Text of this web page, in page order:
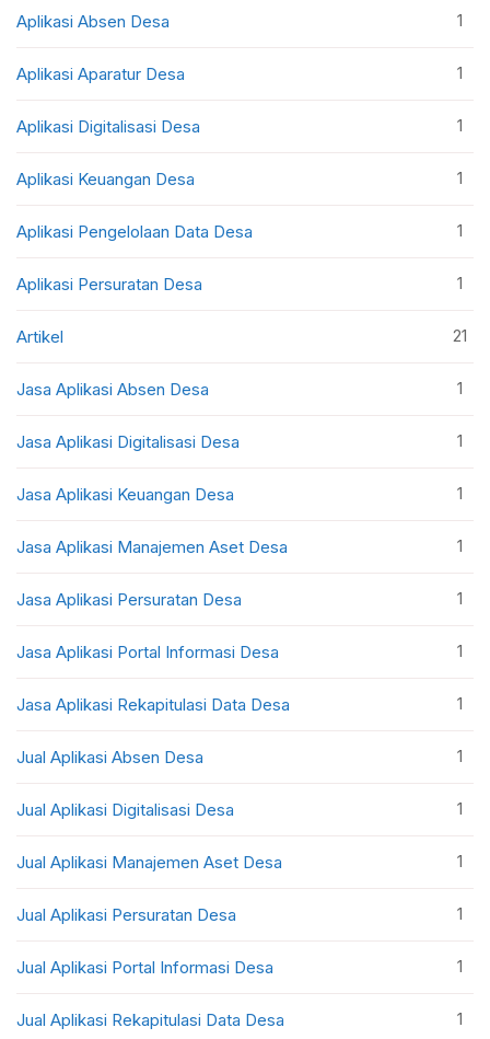
Aplikasi Absen Desa 1
Aplikasi Aparatur Desa 1
Aplikasi Digitalisasi Desa 1
Aplikasi Keuangan Desa 1
Aplikasi Pengelolaan Data Desa 1
Aplikasi Persuratan Desa 1
Artikel 21
Jasa Aplikasi Absen Desa 1
Jasa Aplikasi Digitalisasi Desa 1
Jasa Aplikasi Keuangan Desa 1
Jasa Aplikasi Manajemen Aset Desa 1
Jasa Aplikasi Persuratan Desa 1
Jasa Aplikasi Portal Informasi Desa 1
Jasa Aplikasi Rekapitulasi Data Desa 1
Jual Aplikasi Absen Desa 1
Jual Aplikasi Digitalisasi Desa 1
Jual Aplikasi Manajemen Aset Desa 1
Jual Aplikasi Persuratan Desa 1
Jual Aplikasi Portal Informasi Desa 1
Jual Aplikasi Rekapitulasi Data Desa 1